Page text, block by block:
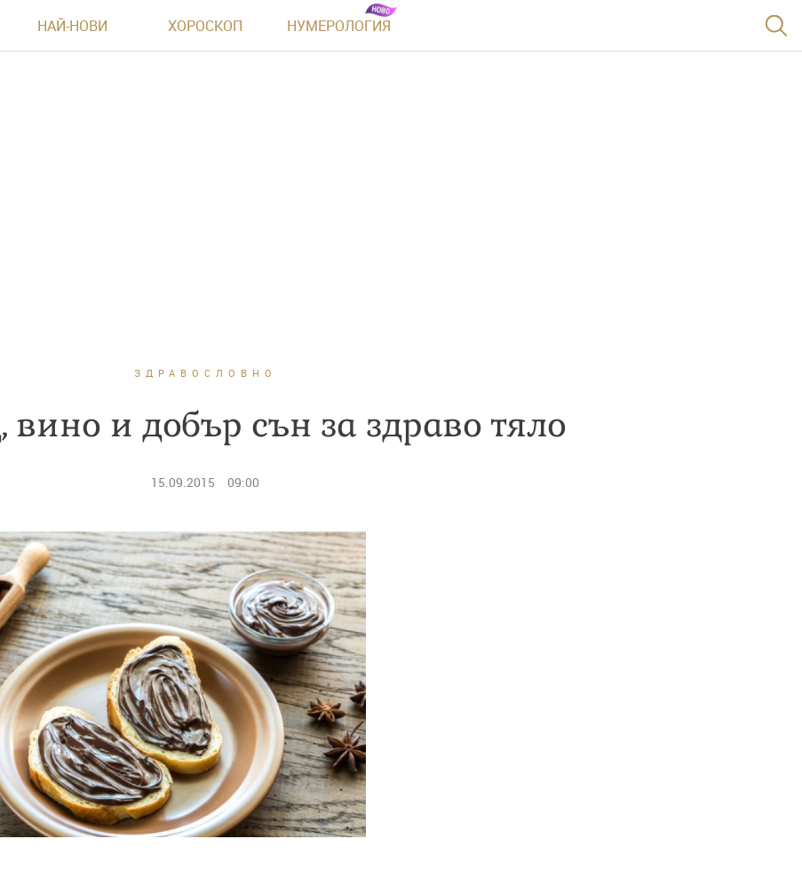
НАЙ-НОВИ ХОРОСКОП НУМЕРОЛОГИЯ
ЗДРАВОСЛОВНО
и добър сън за здраво тяло
15.09.2015 09:00